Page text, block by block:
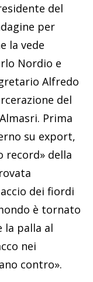
del
per
la vede
Nordio e
Alfredo
del
Prima
su export,
record» della
dei fiordi
è tornato
la palla al
nei
contro».